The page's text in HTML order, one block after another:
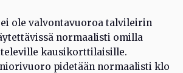
ei ole valvontavuoroa talvileirin
normaalisti omilla
kausikorttilaisille.
pidetään normaalisti klo